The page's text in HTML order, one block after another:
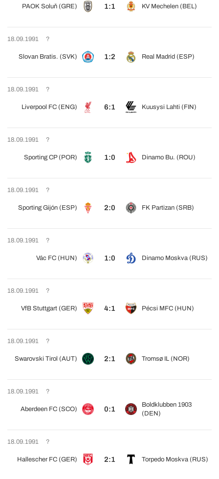
PAOK Soluň (GRE) 1:1 KV Mechelen (BEL)
18.09.1991 ?
Slovan Bratis. (SVK) 1:2 Real Madrid (ESP)
18.09.1991 ?
Liverpool FC (ENG) 6:1 Kuusysi Lahti (FIN)
18.09.1991 ?
Sporting CP (POR) 1:0 Dinamo Bu. (ROU)
18.09.1991 ?
Sporting Gijón (ESP) 2:0 FK Partizan (SRB)
18.09.1991 ?
Vác FC (HUN) 1:0 Dinamo Moskva (RUS)
18.09.1991 ?
VfB Stuttgart (GER) 4:1 Pécsi MFC (HUN)
18.09.1991 ?
Swarovski Tirol (AUT) 2:1 Tromsø IL (NOR)
18.09.1991 ?
Aberdeen FC (SCO) 0:1
Boldklubben 1903
(DEN)
18.09.1991 ?
Hallescher FC (GER) 2:1 Torpedo Moskva (RUS)